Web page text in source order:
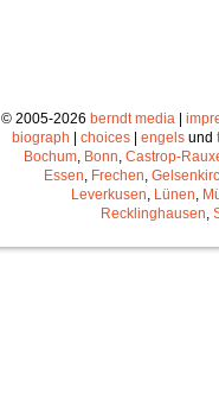
© 2005-2026 berndt media |
biograph | choices | engels und
Bochum Bonn Castrop-
Essen Frechen
Leverkusen Lünen
Recklinghausen